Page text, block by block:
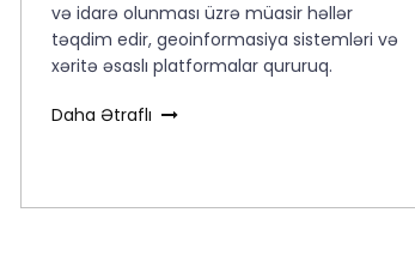
və idarə olunması üzrə müasir həllər
təqdim edir, geoinformasiya sistemləri və
xəritə əsaslı platformalar qururuq.
Daha Ətraflı